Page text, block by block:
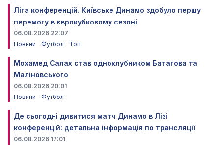
Ліга конференцій. Київське Динамо здобуло першу
перемогу в єврокубковому сезоні
06.08.2026 22:07
Новини
Футбол Топ
Мохамед Салах став одноклубником Батагова та
Маліновського
06.08.2026 20:01
Новини
Футбол
Де сьогодні дивитися матч Динамо в Лізі
конференцій: детальна інформація по трансляції
06.08.2026 17:01